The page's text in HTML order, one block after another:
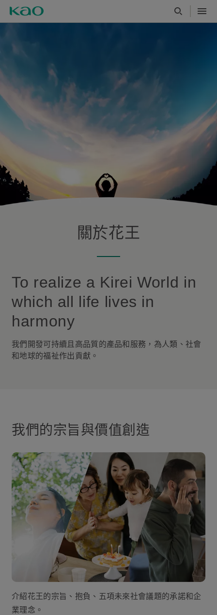
關於花王
To realize a Kirei World in
which all life lives in
harmony
我們開發可持續且高品質的產品和服務，為人類、社會
和地球的福祉作出貢獻。
我們的宗旨與價值創造
介紹花王的宗旨、抱負、五項未來社會議題的承諾和企
業理念。